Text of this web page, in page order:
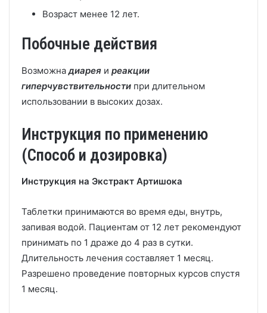
Возраст менее 12 лет.
Побочные действия
Возможнадиарея и реакции
гиперчувствительности при длительном
использовании в высоких дозах.
Инструкция по применению
(Способ и дозировка)
Инструкция на Экстракт Артишока
Таблетки принимаются во время еды, внутрь,
запивая водой. Пациентам от 12 лет рекомендуют
принимать по 1 драже до 4 раз в сутки.
Длительность лечения составляет 1 месяц.
Разрешено проведение повторных курсов спустя
1 месяц.